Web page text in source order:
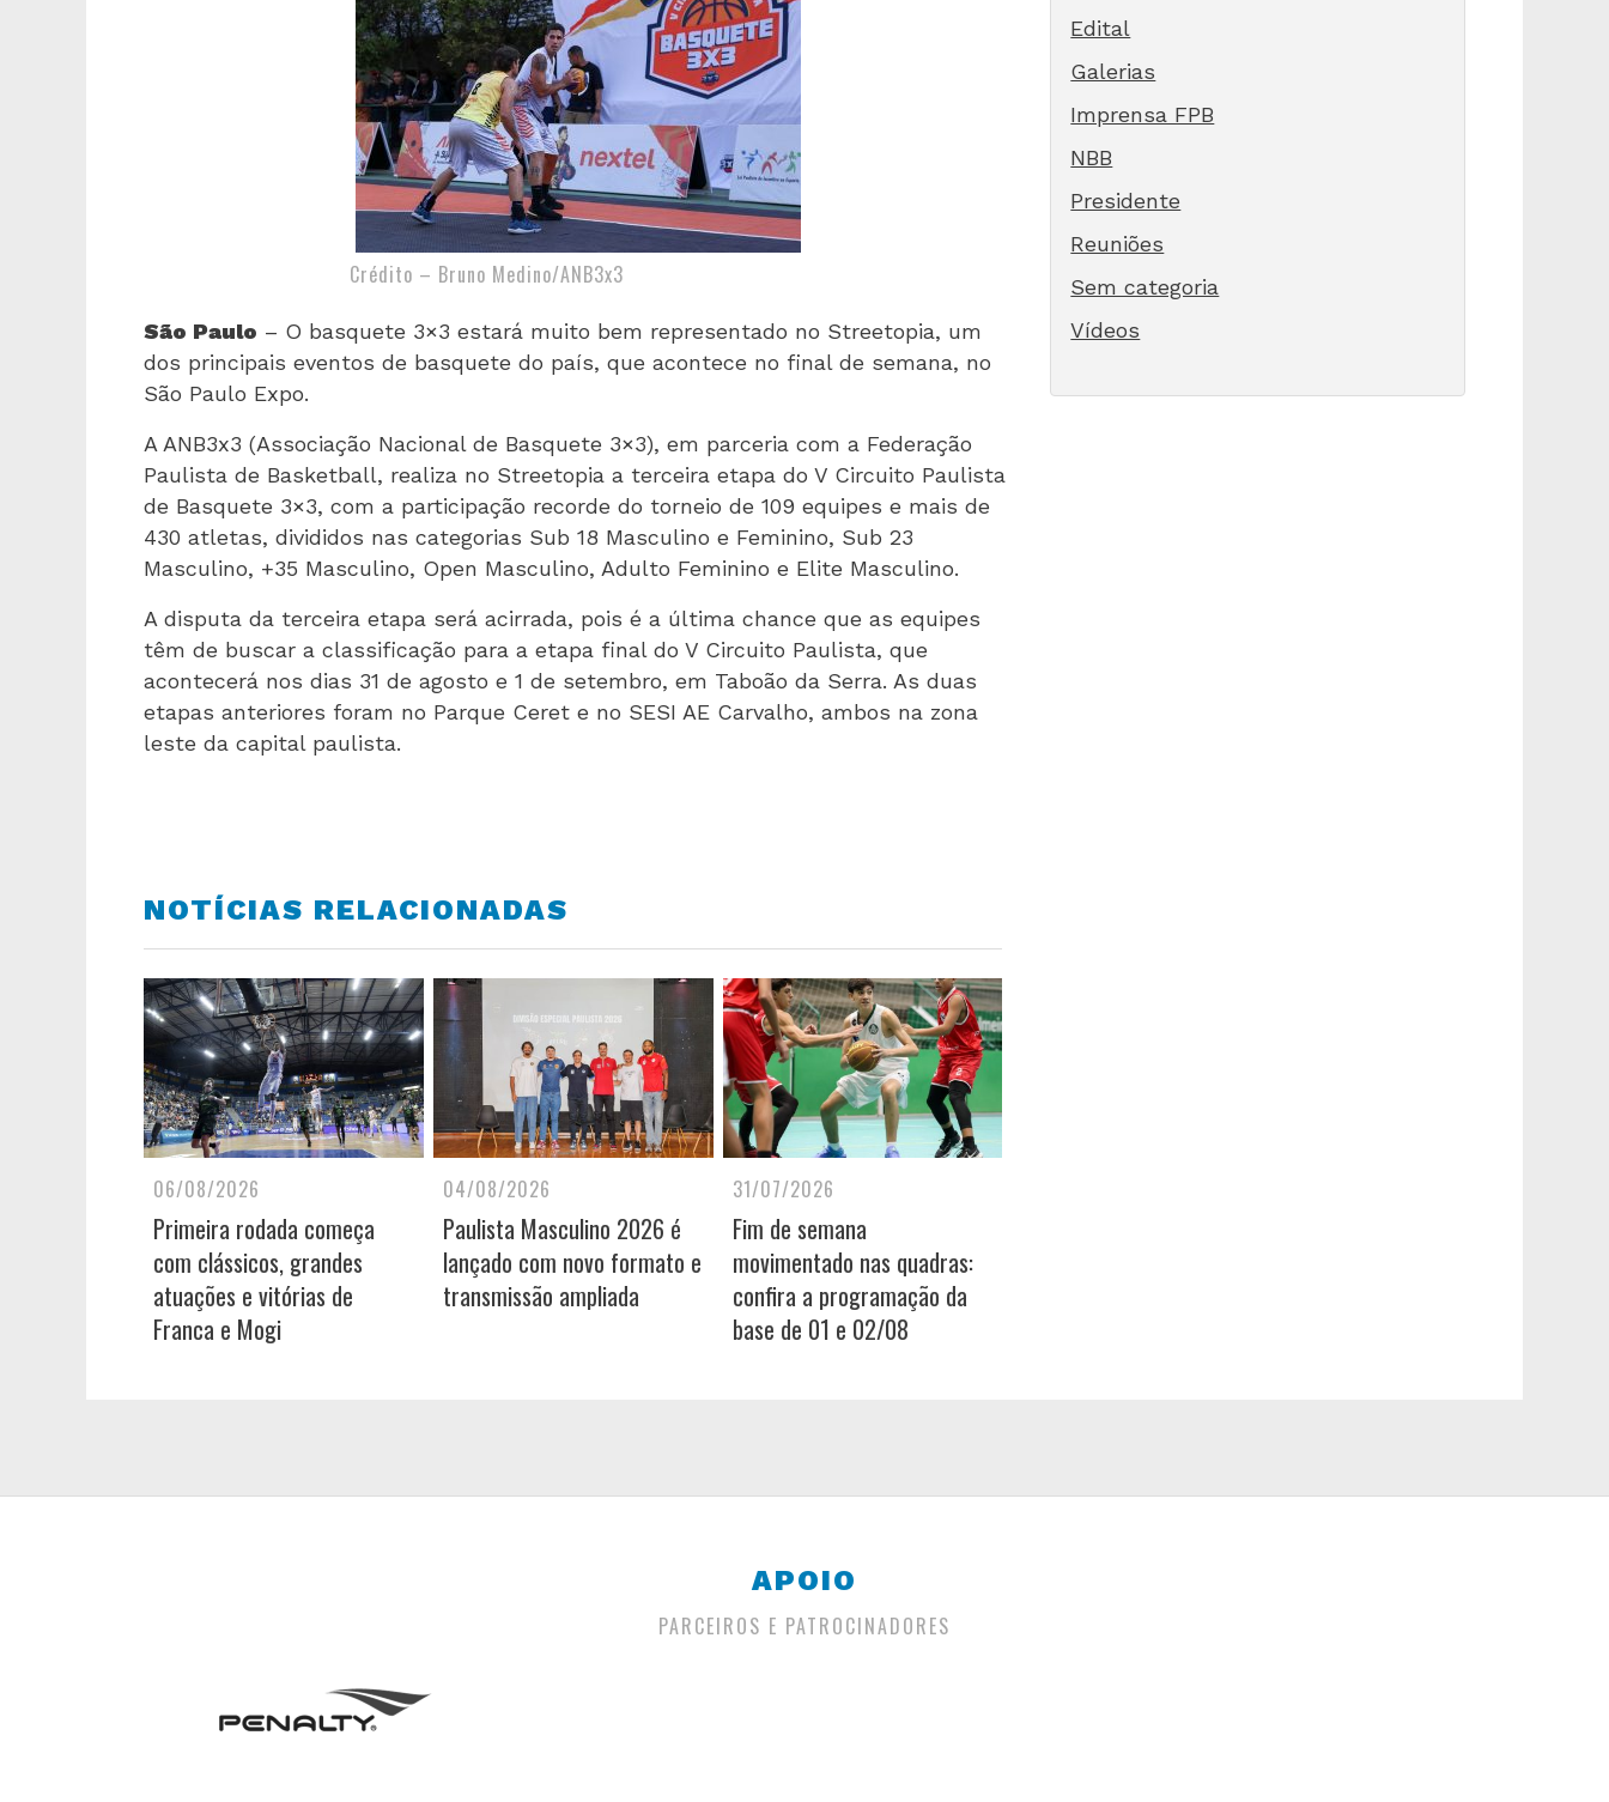
Crédito – Bruno Medino/ANB3x3
São Paulo – O basquete 3×3 estará muito bem representado no Streetopia, um
dos principais eventos de basquete do país, que acontece no final de semana, no
São Paulo Expo.
A ANB3x3 (Associação Nacional de Basquete 3×3), em parceria com a Federação
Paulista de Basketball, realiza no Streetopia a terceira etapa do V Circuito Paulista
de Basquete 3×3, com a participação recorde do torneio de 109 equipes e mais de
430 atletas, divididos nas categorias Sub 18 Masculino e Feminino, Sub 23
Masculino, +35 Masculino, Open Masculino, Adulto Feminino e Elite Masculino.
A disputa da terceira etapa será acirrada, pois é a última chance que as equipes
têm de buscar a classificação para a etapa final do V Circuito Paulista, que
acontecerá nos dias 31 de agosto e 1 de setembro, em Taboão da Serra. As duas
etapas anteriores foram no Parque Ceret e no SESI AE Carvalho, ambos na zona
leste da capital paulista.
NOTÍCIAS RELACIONADAS
06/08/2026
Primeira rodada começa
com clássicos, grandes
atuações e vitórias de
Franca e Mogi
04/08/2026
Paulista Masculino 2026 é
lançado com novo formato e
transmissão ampliada
31/07/2026
Fim de semana
movimentado nas quadras:
confira a programação da
base de 01 e 02/08
Edital
Galerias
Imprensa FPB
NBB
Presidente
Reuniões
Sem categoria
Vídeos
APOIO
PARCEIROS E PATROCINADORES